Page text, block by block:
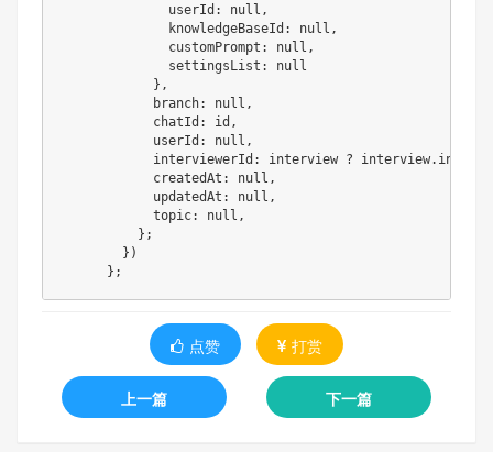
userId : null ,
knowledgeBaseId : null ,
customPrompt : null ,
settingsList :
null
} ,
branch: null ,
chatId : id ,
userId : null ,
interviewerId : interview ? interview.
createdAt : null ,
updatedAt : null ,
topic: null ,
} ;
} )
} ;
点赞 打赏
上一篇 下一篇